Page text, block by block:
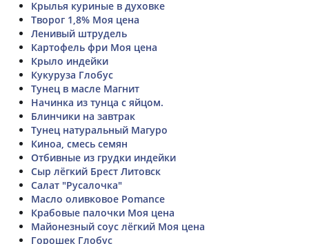
Крылья куриные в духовке
Творог 1,8% Моя цена
Ленивый штрудель
Картофель фри Моя цена
Крыло индейки
Кукуруза Глобус
Тунец в масле Магнит
Начинка из тунца с яйцом.
Блинчики на завтрак
Тунец натуральный Магуро
Киноа, смесь семян
Отбивные из грудки индейки
Сыр лёгкий Брест Литовск
Салат "Русалочка"
Масло оливковое Pomance
Крабовые палочки Моя цена
Майонезный соус лёгкий Моя цена
Горошек Глобус